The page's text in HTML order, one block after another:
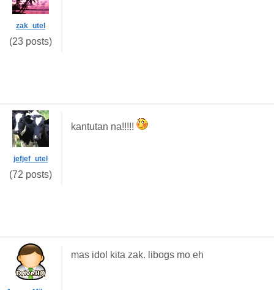
zak_utel
(23 posts)
jefjef_utel
(72 posts)
kantutan na!!!!!
mas idol kita zak. libogs mo eh